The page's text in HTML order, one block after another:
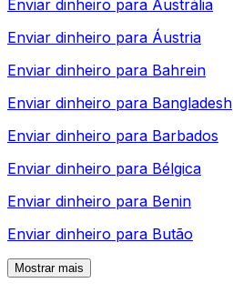
Enviar dinheiro para Austrália
Enviar dinheiro para Áustria
Enviar dinheiro para Bahrein
Enviar dinheiro para Bangladesh
Enviar dinheiro para Barbados
Enviar dinheiro para Bélgica
Enviar dinheiro para Benin
Enviar dinheiro para Butão
Mostrar mais